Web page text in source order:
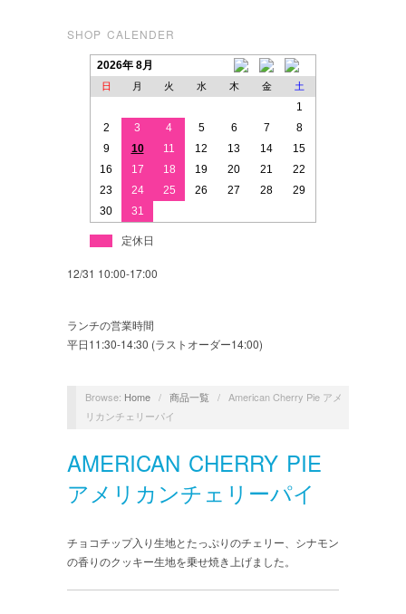
SHOP CALENDER
2026年 8月
日 月 火 水 木 金 土
1
2
3 4 5 6 7
8
9
10 11 12 13 14
15
16
17 18 19 20 21
22
23
24 25 26 27 28
29
30
31
定休日
12/31 10:00-17:00
ランチの営業時間
平日11:30-14:30 (ラストオーダー14:00)
Browse: Home / 商品一覧 / American Cherry Pie アメ
リカンチェリーパイ
AMERICAN CHERRY PIE
アメリカンチェリーパイ
チョコチップ入り生地とたっぷりのチェリー、シナモン
の香りのクッキー生地を乗せ焼き上げました。